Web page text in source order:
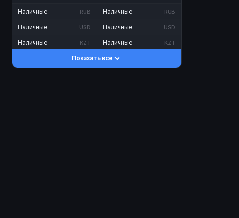
Наличные RUB
Наличные USD
Наличные KZT
Наличные RUB
Наличные USD
Наличные KZT
Показать все